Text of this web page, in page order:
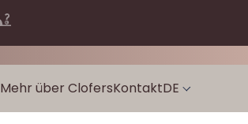
sales@clofers.com
Mehr über ClofersKontaktDE